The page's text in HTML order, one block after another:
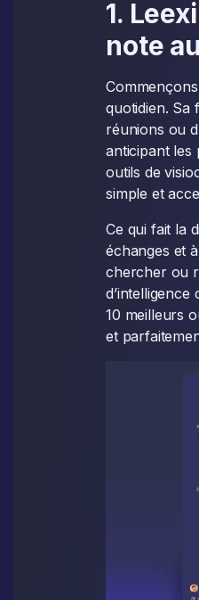
1.
note
quotidien. Sa
réunions ou
anticipant les
outils de
simple et
Ce qui fait la
échanges et
chercher ou
d’intelligence
10 meilleurs
et